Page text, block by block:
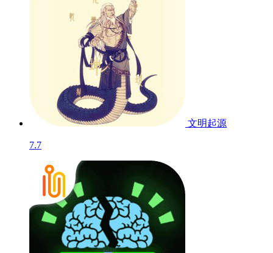
文明起源
7.7